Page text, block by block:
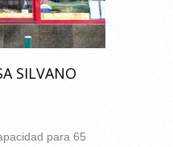
SILVANO
para 65